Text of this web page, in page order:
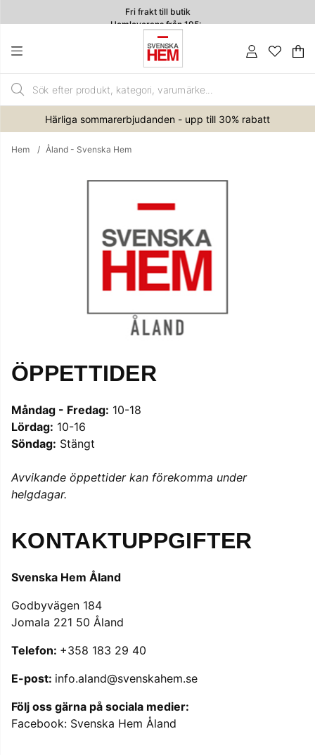
Fri frakt till butik
Hemleverans från 195:-
.
Härliga sommarerbjudanden - upp till 30% rabatt
Hem Åland - Svenska Hem
ÖPPETTIDER
Måndag - Fredag: 10-18
Lördag: 10-16
Söndag: Stängt
Avvikande öppettider kan förekomma under
helgdagar.
KONTAKTUPPGIFTER
Svenska Hem Åland
Godbyvägen 184
Jomala 221 50 Åland
Telefon: +358 183 29 40
E-post: info.aland@svenskahem.se
Följ oss gärna på sociala medier:
Facebook: Svenska Hem Åland